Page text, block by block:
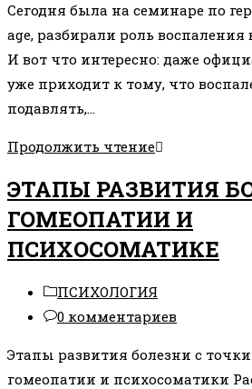
записи:
Сегодня была на семинаре по
age, разбирали роль воспаления
И вот что интересно: даже
уже приходит к тому, что
подавлять,…
Продолжить чтениеНАЧАЛО
КОНЕЦ
ЭТАПЫ РАЗВИТИЯ
ГОМЕОПАТИИ И
ПСИХОСОМАТИКЕ
Рубрика
записи:
ПСИХОЛОГИЯ
Комментарии
записи:
0 комментариев
Этапы развития болезни с
гомеопатии и психосоматики